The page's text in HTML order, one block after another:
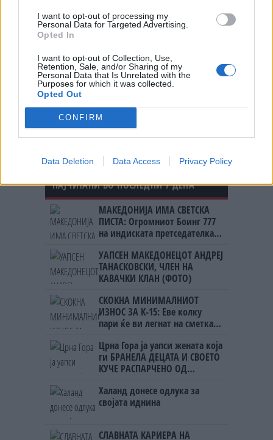
I want to opt-out of processing my
Personal Data for Targeted Advertising.
Opted In
I want to opt-out of Collection, Use,
Retention, Sale, and/or Sharing of my
Personal Data that Is Unrelated with the
Purposes for which it was collected.
Opted Out
CONFIRM
Data Deletion Data Access Privacy Policy
Италија по 40 години и се враќа
Рускиот енергетски гигант
2026 заработил милијарда
долари
НАЈЧИТАНИ ВО ПОСЛЕДНИ 7 ДЕНА
МАКЕДОНИЈА ИМА СВЕТСКА
ПИСТА: Огромниот Боинг 777
на индиската претседателка
Скопје
УАПСЕН МАКЕДОНЕЦОТ АНДРЕЈ
ТАНАСКОВСКИ, ЧЛЕН НА
КАВАЧКИ КЛАН (ФОТО)
СКОКНА МИНИМАЛНИОТ
ИЗНОС ЗА К-15: Еве колку
пари ќе ви легнат на сметка
Црна Гора ја уапси жената која
ги БРАНЕЛА ДЕЦАТА И СВОЕТО
КУЧЕ РАСПАРЧЕНО ОД
Халанд донесе одлука за
својата иднина
СЛАВНАТА КАРИЕРА НА